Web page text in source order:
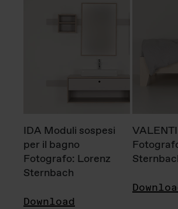
IDA Moduli sospesi
per il bagno
Fotografo: Lorenz
Sternbach
Download